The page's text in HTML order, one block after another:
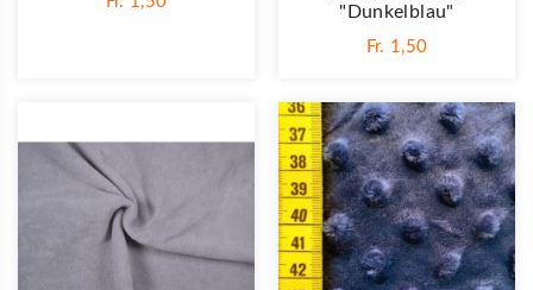
"Dunkelblau"
Fr. 1,50